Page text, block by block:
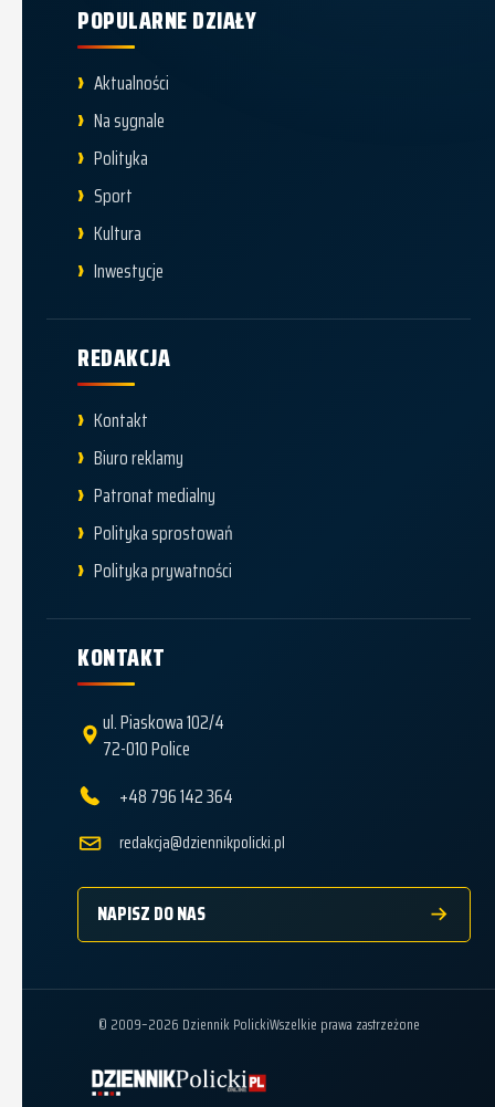
POPULARNE DZIAŁY
Aktualności
Na sygnale
Polityka
Sport
Kultura
Inwestycje
REDAKCJA
Kontakt
Biuro reklamy
Patronat medialny
Polityka sprostowań
Polityka prywatności
KONTAKT
ul. Piaskowa 102/4
72-010 Police
+48 796 142 364
redakcja@dziennikpolicki.pl
NAPISZ DO NAS
© 2009–2026 Dziennik PolickiWszelkie prawa zastrzeżone